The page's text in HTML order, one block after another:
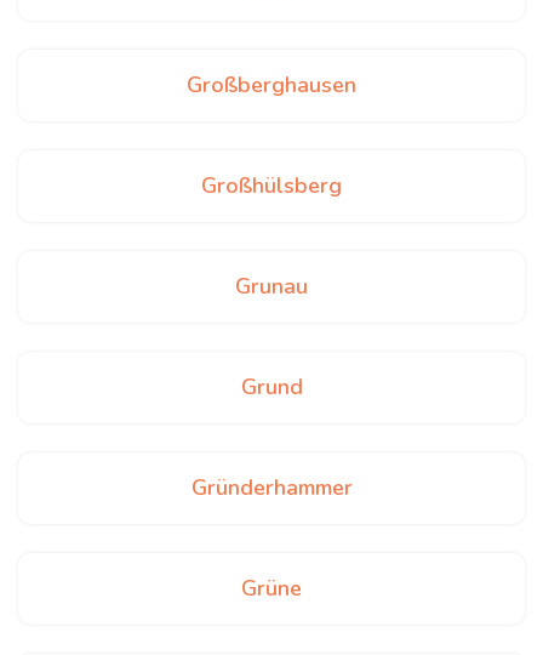
Großberghausen
Großhülsberg
Grunau
Grund
Gründerhammer
Grüne